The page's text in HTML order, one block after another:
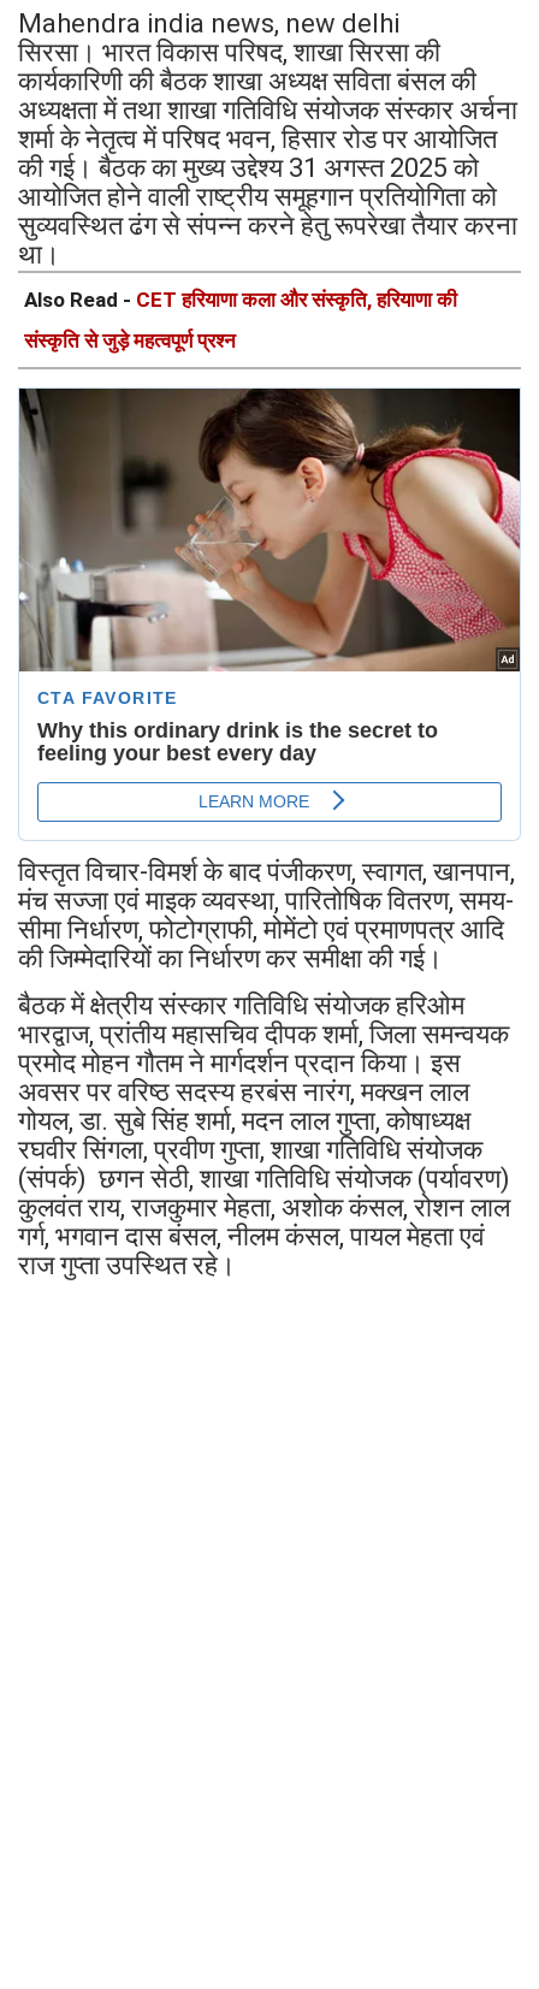
Mahendra india news, new delhi
सिरसा। भारत विकास परिषद, शाखा सिरसा की
कार्यकारिणी की बैठक शाखा अध्यक्ष सविता बंसल की
अध्यक्षता में तथा शाखा गतिविधि संयोजक संस्कार अर्चना
शर्मा के नेतृत्व में परिषद भवन, हिसार रोड पर आयोजित
की गई। बैठक का मुख्य उद्देश्य 31 अगस्त 2025 को
आयोजित होने वाली राष्ट्रीय समूहगान प्रतियोगिता को
सुव्यवस्थित ढंग से संपन्न करने हेतु रूपरेखा तैयार करना
था।
Also Read - CET हरियाणा कला और संस्कृति, हरियाणा की
संस्कृति से जुड़े महत्वपूर्ण प्रश्न
विस्तृत विचार-विमर्श के बाद पंजीकरण, स्वागत, खानपान,
मंच सज्जा एवं माइक व्यवस्था, पारितोषिक वितरण, समय-
सीमा निर्धारण, फोटोग्राफी, मोमेंटो एवं प्रमाणपत्र आदि
की जिम्मेदारियों का निर्धारण कर समीक्षा की गई।
बैठक में क्षेत्रीय संस्कार गतिविधि संयोजक हरिओम
भारद्वाज, प्रांतीय महासचिव दीपक शर्मा, जिला समन्वयक
प्रमोद मोहन गौतम ने मार्गदर्शन प्रदान किया। इस
अवसर पर वरिष्ठ सदस्य हरबंस नारंग, मक्खन लाल
गोयल, डा. सुबे सिंह शर्मा, मदन लाल गुप्ता, कोषाध्यक्ष
रघवीर सिंगला, प्रवीण गुप्ता, शाखा गतिविधि संयोजक
(संपर्क) छगन सेठी, शाखा गतिविधि संयोजक (पर्यावरण)
कुलवंत राय, राजकुमार मेहता, अशोक कंसल, रोशन लाल
गर्ग, भगवान दास बंसल, नीलम कंसल, पायल मेहता एवं
राज गुप्ता उपस्थित रहे।